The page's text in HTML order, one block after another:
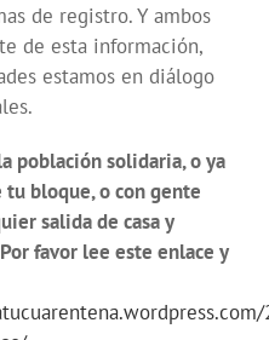
de registro. Y ambos
de esta información,
estamos en diálogo
población solidaria, o ya
bloque, o con gente
salida de casa y
favor lee este enlace y